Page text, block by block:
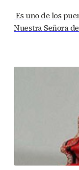
Es uno de los
Nuestra Señora